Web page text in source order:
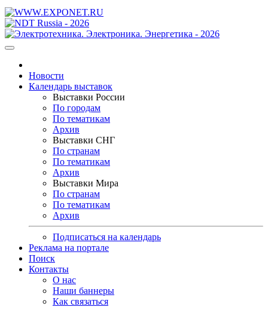
Новости
Календарь выставок
Выставки России
По городам
По тематикам
Архив
Выставки СНГ
По странам
По тематикам
Архив
Выставки Мира
По странам
По тематикам
Архив
Подписаться на календарь
Реклама на портале
Поиск
Контакты
О нас
Наши баннеры
Как связаться